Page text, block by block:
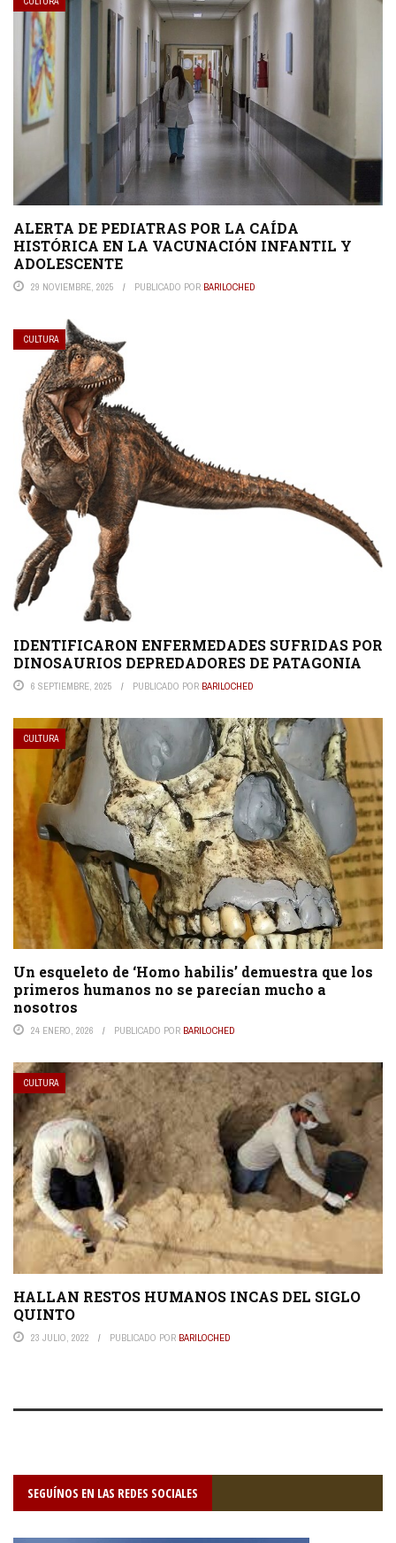
ALERTA DE PEDIATRAS POR LA CAÍDA
HISTÓRICA EN LA VACUNACIÓN INFANTIL Y
ADOLESCENTE
29 NOVIEMBRE, 2025 PUBLICADO POR BARILOCHED
CULTURA
IDENTIFICARON ENFERMEDADES SUFRIDAS POR
DINOSAURIOS DEPREDADORES DE PATAGONIA
6 SEPTIEMBRE, 2025 PUBLICADO POR BARILOCHED
CULTURA
Un esqueleto de ‘Homo habilis’ demuestra que los
primeros humanos no se parecían mucho a
nosotros
24 ENERO, 2026 PUBLICADO POR BARILOCHED
CULTURA
HALLAN RESTOS HUMANOS INCAS DEL SIGLO
QUINTO
23 JULIO, 2022 PUBLICADO POR BARILOCHED
SEGUÍNOS EN LAS REDES SOCIALES